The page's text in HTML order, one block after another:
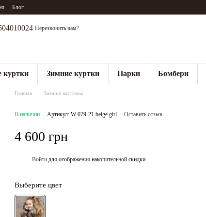
Блог
Перезвонить вам?
куртки Зимние куртки Парки Бомбери
Главная Зимние костюмы
В наличии Артикул: W-079-21 beige girl Оставить отзыв
4 600 грн
Войти для отображения накопительной скидки
Выберите цвет